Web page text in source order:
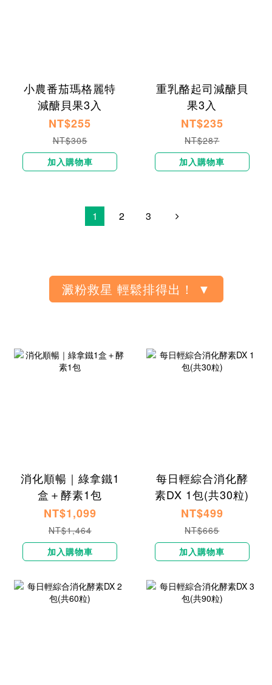
小農番茄瑪格麗特
減醣貝果3入
NT$255
NT$305
加入購物車
重乳酪起司減醣貝
果3入
NT$235
NT$287
加入購物車
1 2 3
消化順暢｜綠拿鐵1
盒＋酵素1包
NT$1,099
NT$1,464
加入購物車
每日輕綜合消化酵
素DX 1包(共30粒)
NT$499
NT$665
加入購物車